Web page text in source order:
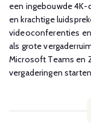
een ingebouwde 4K-
en krachtige
videoconferenties
als grote
Microsoft Teams en
vergaderingen